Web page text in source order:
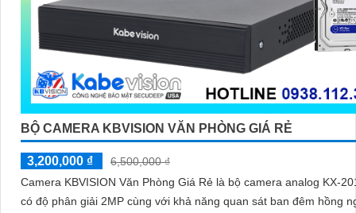
BỘ CAMERA KBVISION VĂN PHÒNG GIÁ RẺ
3,200,000 ₫
6,500,000 ₫
Camera KBVISION Văn Phòng Giá Rẻ là bộ camera analog KX-
có độ phân giải 2MP cùng với khả năng quan sát ban đêm hồng